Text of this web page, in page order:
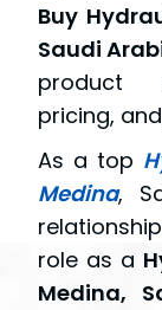
Buy
Saudi
product
pricing,
As a top
Medina,
role as a
Medina,